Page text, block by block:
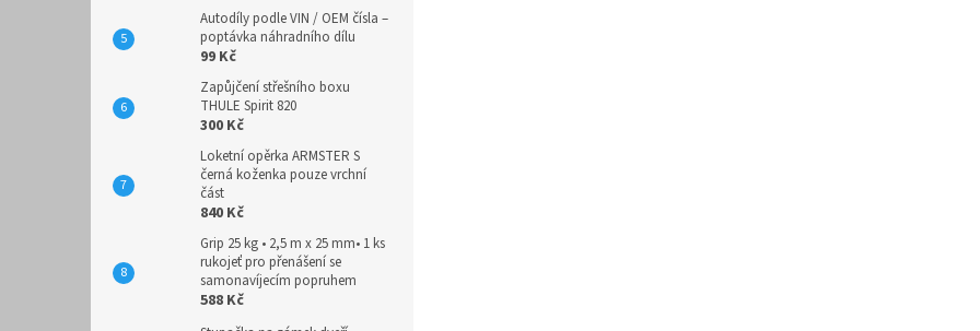
Autodíly podle VIN / OEM čísla –
poptávka náhradního dílu
99 Kč
Zapůjčení střešního boxu
THULE Spirit 820
300 Kč
Loketní opěrka ARMSTER S
černá koženka pouze vrchní
část
840 Kč
Grip 25 kg • 2,5 m x 25 mm• 1 ks
rukojeť pro přenášení se
samonavíjecím popruhem
588 Kč